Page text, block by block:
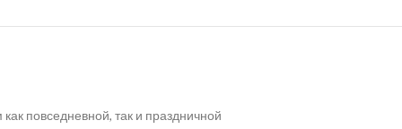
повседневной, так и праздничной